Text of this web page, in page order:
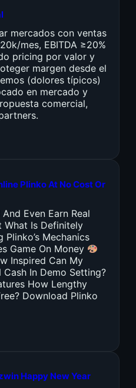
mercados con ventas
mes, EBITDA ≥20%
pricing por valor y
margen desde el
(dolores típicos)
en mercado y
comercial,
Plinko At No Cost Or
Even Earn Real
What Is Definitely
Mechanics
Game On Money
Inspired Can My
Cash In Demo Setting?
How Lengthy
Download Plinko
Happy New Year